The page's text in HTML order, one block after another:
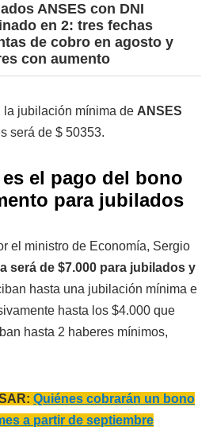
ANSES con DNI
en 2: tres fechas
de cobro en agosto y
con aumento
la jubilación mínima de ANSES
será de $ 50353.
el pago del bono
para jubilados
el ministro de Economía, Sergio
será de $7.000 para jubilados y
hasta una jubilación mínima e
hasta los $4.000 que
hasta 2 haberes mínimos,
Quiénes cobrarán un bono
a partir de septiembre